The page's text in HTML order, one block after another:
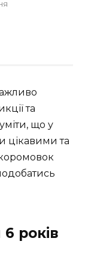
та
що у
цікавими та
років